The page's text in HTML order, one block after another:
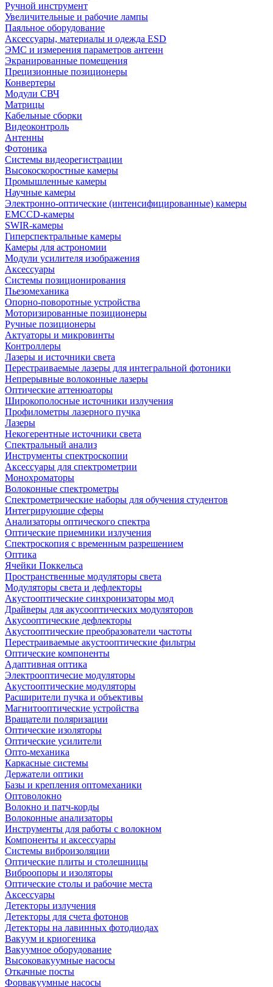
Ручной инструмент
Увеличительные и рабочие лампы
Паяльное оборудование
Аксессуары, материалы и одежда ESD
ЭМС и измерения параметров антенн
Экранированные помещения
Прецизионные позиционеры
Конвертеры
Модули СВЧ
Матрицы
Кабельные сборки
Видеоконтроль
Антенны
Фотоника
Cистемы видеорегистрации
Высокоскоростные камеры
Промышленные камеры
Научные камеры
Электронно-оптические (интенсифицированные) камеры
EMCCD-камеры
SWIR-камеры
Гиперспектральные камеры
Камеры для астрономии
Модули усилителя изображения
Аксессуары
Системы позиционирования
Пьезомеханика
Опорно-поворотные устройства
Моторизированные позиционеры
Ручные позиционеры
Актуаторы и микровинты
Контроллеры
Лазеры и источники света
Перестраиваемые лазеры для интегральной фотоники
Непрерывные волоконные лазеры
Оптические аттенюаторы
Широкополосные источники излучения
Профилометры лазерного пучка
Лазеры
Некогерентные источники света
Спектральный анализ
Инструменты спектроскопии
Аксессуары для спектрометрии
Монохроматоры
Волоконные спектрометры
Спектрометрические наборы для обучения студентов
Интегрирующие сферы
Анализаторы оптического спектра
Оптические приемники излучения
Спектроскопия с временным разрешением
Оптика
Ячейки Поккельса
Пространственные модуляторы света
Модуляторы света и дефлекторы
Акустооптические синхронизаторы мод
Драйверы для акусооптических модуляторов
Акусооптические дефлекторы
Акустооптические преобразователи частоты
Перестраиваемые акустооптические фильтры
Оптические компоненты
Адаптивная оптика
Электрооптичесие модуляторы
Акустооптические модуляторы
Расширители пучка и объективы
Магнитооптические устройства
Вращатели поляризации
Оптические изоляторы
Оптические усилители
Опто-механика
Каркасные системы
Держатели оптики
Базы и крепления оптомеханики
Оптоволокно
Волокно и патч-корды
Волоконные анализаторы
Инструменты для работы с волокном
Компоненты и аксессуары
Системы виброизоляции
Оптические плиты и столешницы
Виброопоры и изоляторы
Оптические столы и рабочие места
Аксессуары
Детекторы излучения
Детекторы для счета фотонов
Детекторы на лавинных фотодиодах
Вакуум и криогеника
Вакуумное оборудование
Высоковакуумные насосы
Откачные посты
Форвакуумные насосы